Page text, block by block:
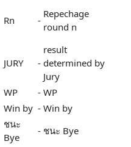
Rn -
Repechage
round n
JURY -
result
determined by
Jury
WP - WP
Win by - Win by
ชนะ
Bye
- ชนะ Bye